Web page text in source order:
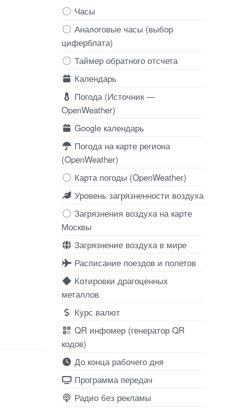
Часы
Аналоговые часы (выбор
циферблата)
Таймер обратного отсчета
Календарь
Погода (Источник —
OpenWeather)
Google календарь
Погода на карте региона
(OpenWeather)
Карта погоды (OpenWeather)
Уровень загрязненности воздуха
Загрязнения воздуха на карте
Москвы
Загрязнение воздуха в мире
Расписание поездов и полетов
Котировки драгоценных
металлов
Курс валют
QR инфомер (генератор QR
кодов)
До конца рабочего дня
Программа передач
Радио без рекламы